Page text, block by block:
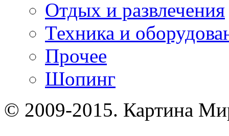
Отдых и развлечения
Техника и
Прочее
Шопинг
© 2009-2015. Картина